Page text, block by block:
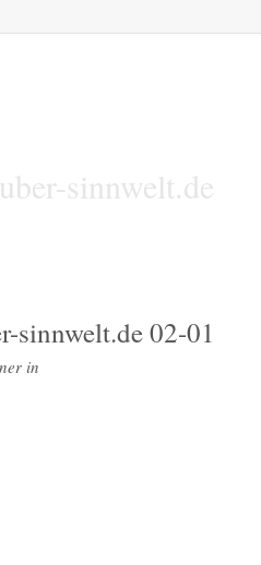
sinnwelt.de
sinnwelt.de 02-01
in